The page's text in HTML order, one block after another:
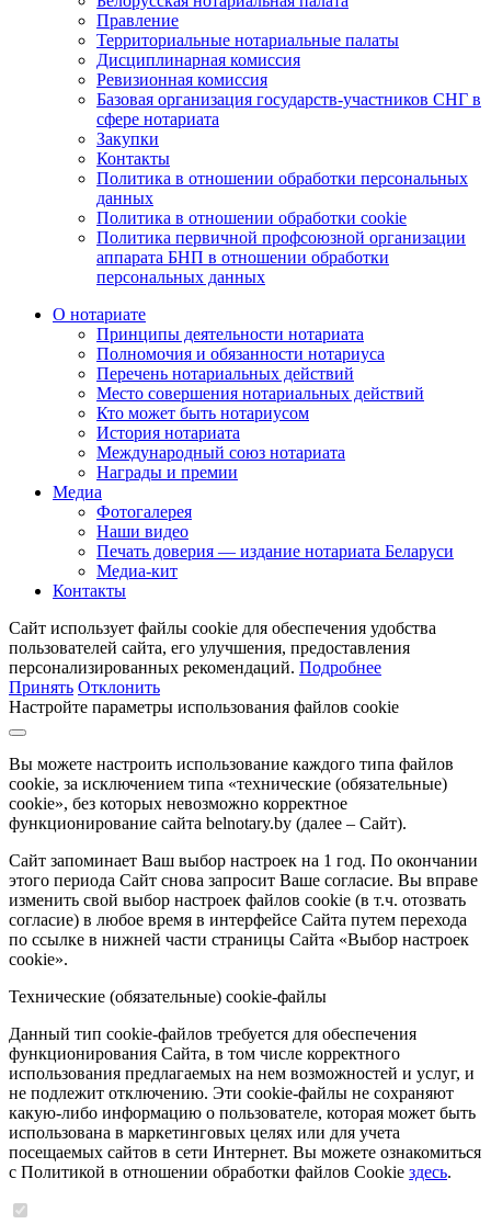
Правление
Территориальные нотариальные палаты
Дисциплинарная комиссия
Ревизионная комиссия
Базовая организация государств-участников СНГ в
сфере нотариата
Закупки
Контакты
Политика в отношении обработки персональных
данных
Политика в отношении обработки cookie
Политика первичной профсоюзной организации
аппарата БНП в отношении обработки
персональных данных
О нотариате
Принципы деятельности нотариата
Полномочия и обязанности нотариуса
Перечень нотариальных действий
Место совершения нотариальных действий
Кто может быть нотариусом
История нотариата
Международный союз нотариата
Награды и премии
Медиа
Фотогалерея
Наши видео
Печать доверия — издание нотариата Беларуси
Медиа-кит
Контакты
Сайт использует файлы cookie для обеспечения удобства
пользователей сайта, его улучшения, предоставления
персонализированных рекомендаций. Подробнее
Принять Отклонить
Настройте параметры использования файлов cookie
Вы можете настроить использование каждого типа файлов
cookie, за исключением типа «технические (обязательные)
cookie», без которых невозможно корректное
функционирование сайта belnotary.by (далее – Сайт).
Сайт запоминает Ваш выбор настроек на 1 год. По окончании
этого периода Сайт снова запросит Ваше согласие. Вы вправе
изменить свой выбор настроек файлов cookie (в т.ч. отозвать
согласие) в любое время в интерфейсе Сайта путем перехода
по ссылке в нижней части страницы Сайта «Выбор настроек
cookie».
Технические (обязательные) cookie-файлы
Данный тип cookie-файлов требуется для обеспечения
функционирования Сайта, в том числе корректного
использования предлагаемых на нем возможностей и услуг, и
не подлежит отключению. Эти cookie-файлы не сохраняют
какую-либо информацию о пользователе, которая может быть
использована в маркетинговых целях или для учета
посещаемых сайтов в сети Интернет. Вы можете ознакомиться
с Политикой в отношении обработки файлов Cookie здесь.